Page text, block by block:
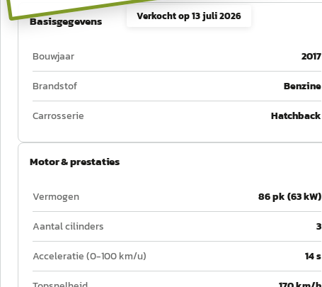
Verkocht op13 juli 2026
Basisgegevens
Bouwjaar 2017
Brandstof
Benzine
Carrosserie
Hatchback
Motor & prestaties
Vermogen 86 pk (63 kW)
Aantal cilinders
3
Acceleratie (0-100 km/u)
14 s